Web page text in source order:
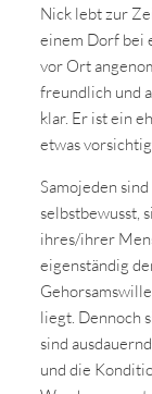
Nick lebt zur
einem Dorf bei
vor Ort
freundlich und
klar. Er ist ein
etwas
Samojeden
selbstbewusst,
ihres/ihrer
eigenständig
liegt. Dennoch
sind
und die